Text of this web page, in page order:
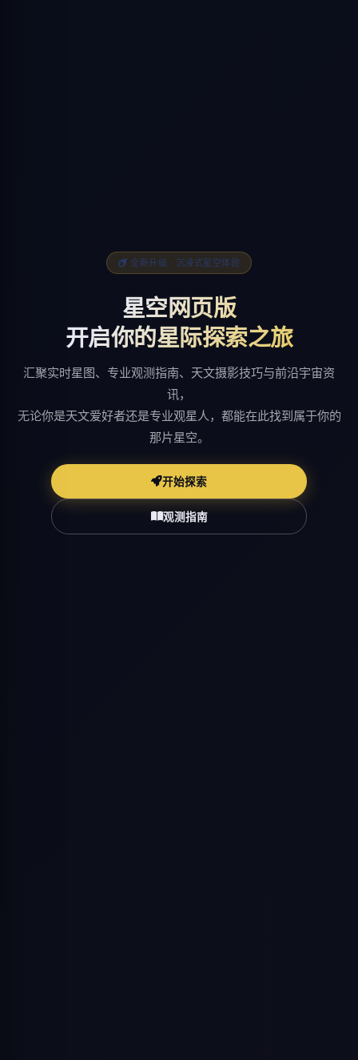
全新升级 · 沉浸式星空体验
星空网页版
开启你的星际探索之旅
汇聚实时星图、专业观测指南、天文摄影技巧与前沿宇宙资
讯，
无论你是天文爱好者还是专业观星人，都能在此找到属于你的
那片星空。
开始探索
观测指南